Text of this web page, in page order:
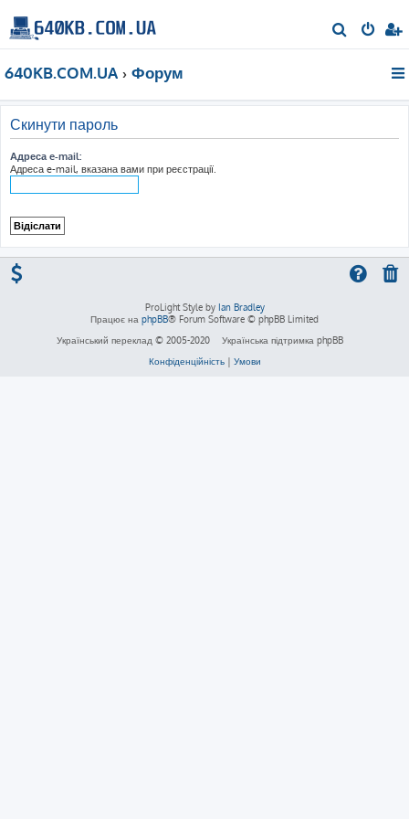
о
640KB.COM.UA Форум
Скинути пароль
Адреса e-mail:
Адреса e-mail, вказана вами при реєстрації.
ProLight Style by Ian Bradley
Працює на phpBB® Forum Software © phpBB Limited
Український переклад © 2005-2020
Українська підтримка phpBB
Конфіденційність| Умови